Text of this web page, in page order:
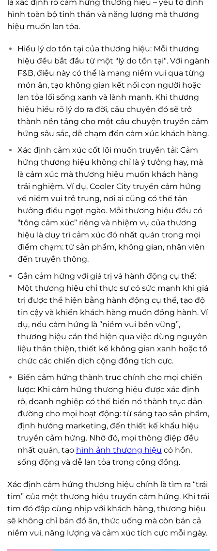
là xác định rõ cảm hứng thương hiệu – yếu tố định
hình toàn bộ tinh thần và năng lượng mà thương
hiệu muốn lan tỏa.
Hiểu lý do tồn tại của thương hiệu: Mỗi thương
hiệu đều bắt đầu từ một “lý do tồn tại”. Với ngành
F&B, điều này có thể là mang niềm vui qua từng
món ăn, tạo không gian kết nối con người hoặc
lan tỏa lối sống xanh và lành mạnh. Khi thương
hiệu hiểu rõ lý do ra đời, câu chuyện đó sẽ trở
thành nền tảng cho một câu chuyện truyền cảm
hứng sâu sắc, dễ chạm đến cảm xúc khách hàng.
Xác định cảm xúc cốt lõi muốn truyền tải: Cảm
hứng thương hiệu không chỉ là ý tưởng hay, mà
là cảm xúc mà thương hiệu muốn khách hàng
trải nghiệm. Ví dụ, Cooler City truyền cảm hứng
về niềm vui trẻ trung, nơi ai cũng có thể tận
hưởng điều ngọt ngào. Mỗi thương hiệu đều có
“tông cảm xúc” riêng và nhiệm vụ của thương
hiệu là duy trì cảm xúc đó nhất quán trong mọi
điểm chạm: từ sản phẩm, không gian, nhân viên
đến truyền thông.
Gắn cảm hứng với giá trị và hành động cụ thể:
Một thương hiệu chỉ thực sự có sức mạnh khi giá
trị được thể hiện bằng hành động cụ thể, tạo độ
tin cậy và khiến khách hàng muốn đồng hành. Ví
dụ, nếu cảm hứng là “niềm vui bền vững”,
thương hiệu cần thể hiện qua việc dùng nguyên
liệu thân thiện, thiết kế không gian xanh hoặc tổ
chức các chiến dịch cộng đồng tích cực.
Biến cảm hứng thành trục chính cho mọi chiến
lược: Khi cảm hứng thương hiệu được xác định
rõ, doanh nghiệp có thể biến nó thành trục dẫn
đường cho mọi hoạt động: từ sáng tạo sản phẩm,
định hướng marketing, đến thiết kế khẩu hiệu
truyền cảm hứng. Nhờ đó, mọi thông điệp đều
nhất quán, tạo hình ảnh thương hiệu có hồn,
sống động và dễ lan tỏa trong cộng đồng.
Xác định cảm hứng thương hiệu chính là tìm ra “trái
tim” của một thương hiệu truyền cảm hứng. Khi trái
tim đó đập cùng nhịp với khách hàng, thương hiệu
sẽ không chỉ bán đồ ăn, thức uống mà còn bán cả
niềm vui, năng lượng và cảm xúc tích cực mỗi ngày.